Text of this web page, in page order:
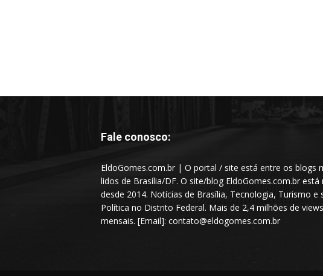
Fale conosco:
EldoGomes.com.br | O portal / site está entre os blogs
lidos de Brasília/DF. O site/blog EldoGomes.com.br está
desde 2014. Notícias de Brasília, Tecnologia, Turismo e
Política no Distrito Federal. Mais de 2,4 milhões de views
mensais. [Email]: contato@eldogomes.com.br